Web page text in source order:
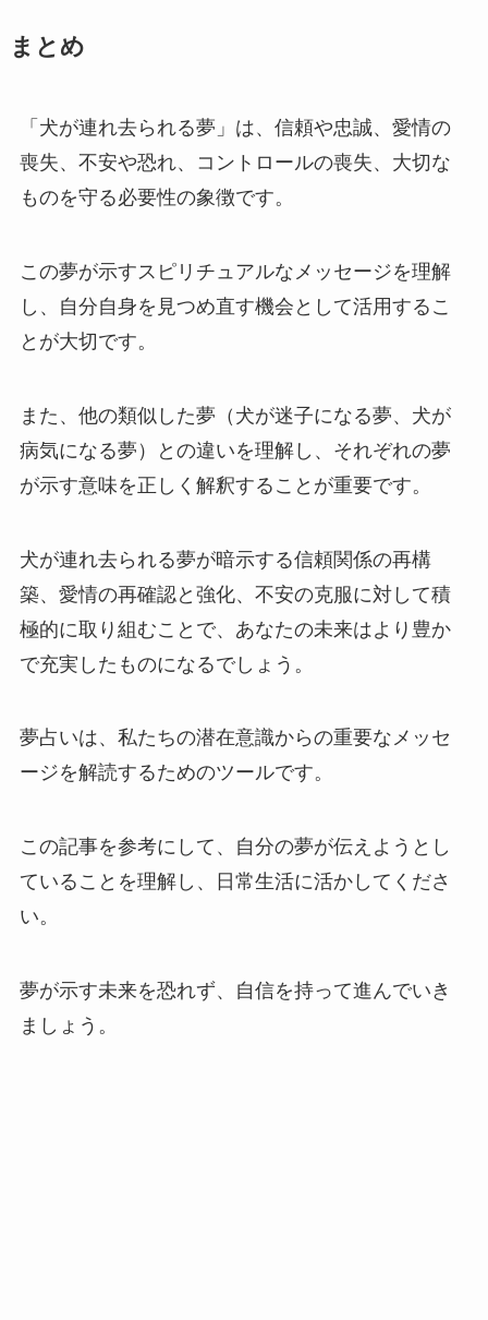
まとめ
「犬が連れ去られる夢」は、信頼や忠誠、愛情の
喪失、不安や恐れ、コントロールの喪失、大切な
ものを守る必要性の象徴です。
この夢が示すスピリチュアルなメッセージを理解
し、自分自身を見つめ直す機会として活用するこ
とが大切です。
また、他の類似した夢（犬が迷子になる夢、犬が
病気になる夢）との違いを理解し、それぞれの夢
が示す意味を正しく解釈することが重要です。
犬が連れ去られる夢が暗示する信頼関係の再構
築、愛情の再確認と強化、不安の克服に対して積
極的に取り組むことで、あなたの未来はより豊か
で充実したものになるでしょう。
夢占いは、私たちの潜在意識からの重要なメッセ
ージを解読するためのツールです。
この記事を参考にして、自分の夢が伝えようとし
ていることを理解し、日常生活に活かしてくださ
い。
夢が示す未来を恐れず、自信を持って進んでいき
ましょう。